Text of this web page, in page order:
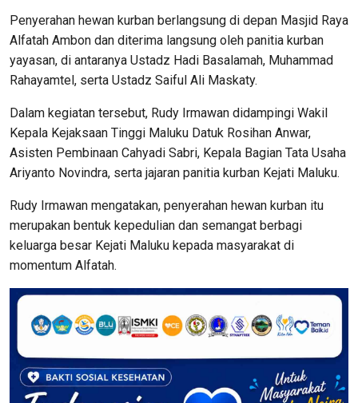
Penyerahan hewan kurban berlangsung di depan Masjid Raya
Alfatah Ambon dan diterima langsung oleh panitia kurban
yayasan, di antaranya Ustadz Hadi Basalamah, Muhammad
Rahayamtel, serta Ustadz Saiful Ali Maskaty.
Dalam kegiatan tersebut, Rudy Irmawan didampingi Wakil
Kepala Kejaksaan Tinggi Maluku Datuk Rosihan Anwar,
Asisten Pembinaan Cahyadi Sabri, Kepala Bagian Tata Usaha
Ariyanto Novindra, serta jajaran panitia kurban Kejati Maluku.
Rudy Irmawan mengatakan, penyerahan hewan kurban itu
merupakan bentuk kepedulian dan semangat berbagi
keluarga besar Kejati Maluku kepada masyarakat di
momentum Alfatah.